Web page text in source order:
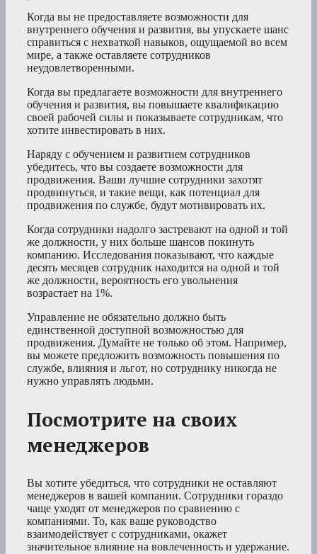
Когда вы не предоставляете возможности для
внутреннего обучения и развития, вы упускаете шанс
справиться с нехваткой навыков, ощущаемой во всем
мире, а также оставляете сотрудников
неудовлетворенными.
Когда вы предлагаете возможности для внутреннего
обучения и развития, вы повышаете квалификацию
своей рабочей силы и показываете сотрудникам, что
хотите инвестировать в них.
Наряду с обучением и развитием сотрудников
убедитесь, что вы создаете возможности для
продвижения. Ваши лучшие сотрудники захотят
продвинуться, и такие вещи, как потенциал для
продвижения по службе, будут мотивировать их.
Когда сотрудники надолго застревают на одной и той
же должности, у них больше шансов покинуть
компанию. Исследования показывают, что каждые
десять месяцев сотрудник находится на одной и той
же должности, вероятность его увольнения
возрастает на 1%.
Управление не обязательно должно быть
единственной доступной возможностью для
продвижения. Думайте не только об этом. Например,
вы можете предложить возможность повышения по
службе, влияния и льгот, но сотруднику никогда не
нужно управлять людьми.
Посмотрите на своих
менеджеров
Вы хотите убедиться, что сотрудники не оставляют
менеджеров в вашей компании. Сотрудники гораздо
чаще уходят от менеджеров по сравнению с
компаниями. То, как ваше руководство
взаимодействует с сотрудниками, окажет
значительное влияние на вовлеченность и удержание.